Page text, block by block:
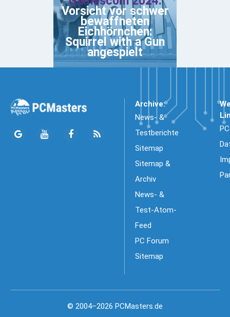
Vorsicht vor schwer
bewaffneten
Eichhörnchen:
Squirrel with a Gun
angespielt
Archive:
News- &
Testberichte
Sitemap
Sitemap &
Archiv
News- &
Test-Atom-
Feed
PC Forum
Sitemap
© 2004–2026 PCMasters.de